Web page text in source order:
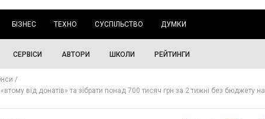
БІЗНЕС ТЕХНО СУСПІЛЬСТВО ДУМКИ
СЕРВІСИ АВТОРИ ШКОЛИ РЕЙТИНГИ
від донатів» та зібрати понад 700 тисяч грн за 2 тижні без бюджету на